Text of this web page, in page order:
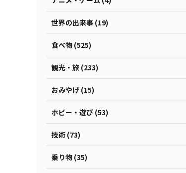
世界の出来事 (19)
食べ物 (525)
観光・旅 (233)
おみやげ (15)
ホビー・遊び (53)
技術 (73)
乗り物 (35)